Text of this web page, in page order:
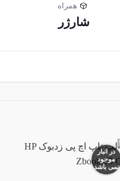
همراه
شارژر
در انبار
موجود
نمی باشد